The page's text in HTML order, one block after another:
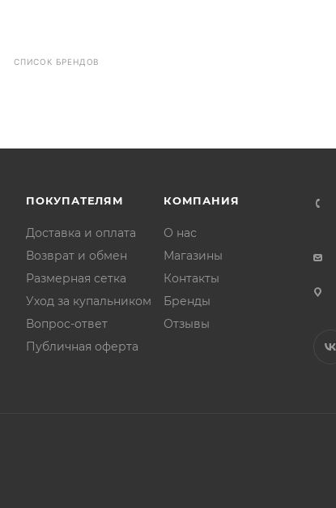
СПИСОК БРЕНДОВ
ПОКУПАТЕЛЯМ
Доставка и оплата
Возврат и обмен
Размерная сетка
Уход за купальником
Вопрос-ответ
Публичная оферта
КОМПАНИЯ
О нас
Магазины
Контакты
Бренды
Отзывы